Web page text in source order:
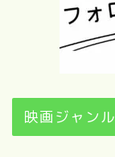
映画ジャンル